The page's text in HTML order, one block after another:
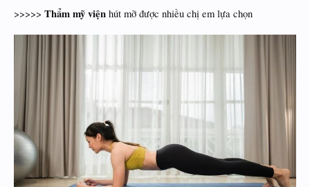
>>>>> Thẩm mỹ viện hút mỡ được nhiều chị em lựa chọn